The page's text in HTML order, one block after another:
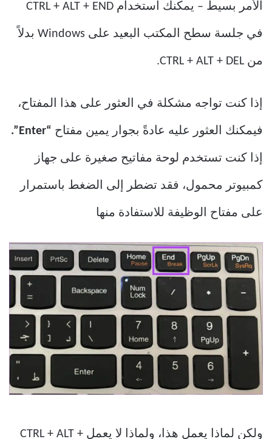
الأمر بسيط – يمكنك استخدام CTRL + ALT + END
في جلسة سطح المكتب البعيد على Windows بدلاً
من CTRL + ALT + DEL.
إذا كنت تواجه مشكلة في العثور على هذا المفتاح،
فيمكنك العثور عليه عادةً بجوار يمين مفتاح “Enter”.
إذا كنت تستخدم لوحة مفاتيح صغيرة على جهاز
كمبيوتر محمول، فقد تضطر إلى الضغط باستمرار
على مفتاح الوظيفة للاستفادة منها
ولكن لماذا يعمل هذا، ولماذا لا يعمل CTRL + ALT +